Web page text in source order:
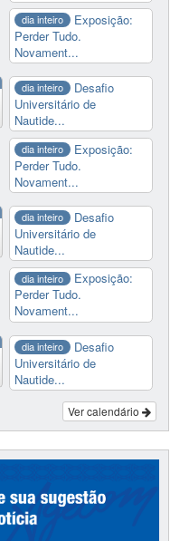
dia inteiro
Exposição:
Perder Tudo.
Novament...
dia inteiro
Desafio
Universitário de
Nautide...
dia inteiro
Exposição:
Perder Tudo.
Novament...
dia inteiro
Desafio
Universitário de
Nautide...
dia inteiro
Exposição:
Perder Tudo.
Novament...
dia inteiro
Desafio
Universitário de
Nautide...
Ver calendário